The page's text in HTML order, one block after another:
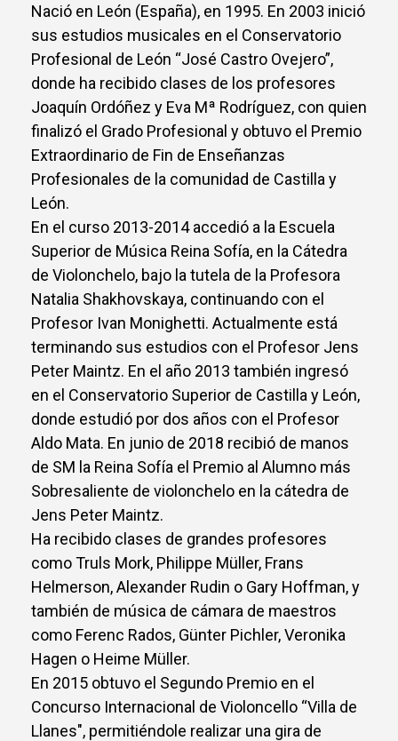
Nació en León (España), en 1995. En 2003 inició
sus estudios musicales en el Conservatorio
Profesional de León “José Castro Ovejero”,
donde ha recibido clases de los profesores
Joaquín Ordóñez y Eva Mª Rodríguez, con quien
finalizó el Grado Profesional y obtuvo el Premio
Extraordinario de Fin de Enseñanzas
Profesionales de la comunidad de Castilla y
León.
En el curso 2013-2014 accedió a la Escuela
Superior de Música Reina Sofía, en la Cátedra
de Violonchelo, bajo la tutela de la Profesora
Natalia Shakhovskaya, continuando con el
Profesor Ivan Monighetti. Actualmente está
terminando sus estudios con el Profesor Jens
Peter Maintz. En el año 2013 también ingresó
en el Conservatorio Superior de Castilla y León,
donde estudió por dos años con el Profesor
Aldo Mata. En junio de 2018 recibió de manos
de SM la Reina Sofía el Premio al Alumno más
Sobresaliente de violonchelo en la cátedra de
Jens Peter Maintz.
Ha recibido clases de grandes profesores
como Truls Mork, Philippe Müller, Frans
Helmerson, Alexander Rudin o Gary Hoffman, y
también de música de cámara de maestros
como Ferenc Rados, Günter Pichler, Veronika
Hagen o Heime Müller.
En 2015 obtuvo el Segundo Premio en el
Concurso Internacional de Violoncello “Villa de
Llanes", permitiéndole realizar una gira de